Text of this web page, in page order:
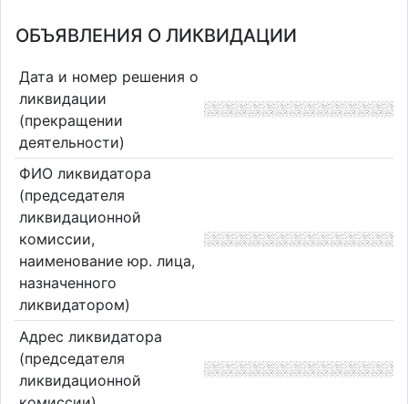
ОБЪЯВЛЕНИЯ О ЛИКВИДАЦИИ
Дата и номер решения о
ликвидации
(прекращении
деятельности)
ФИО ликвидатора
(председателя
ликвидационной
комиссии,
наименование юр. лица,
назначенного
ликвидатором)
Адрес ликвидатора
(председателя
ликвидационной